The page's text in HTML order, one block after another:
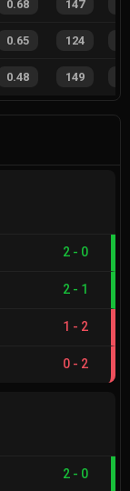
0.68 147
0.65 124
0.48 149
2 - 0
2 - 1
1 - 2
0 - 2
2 - 0